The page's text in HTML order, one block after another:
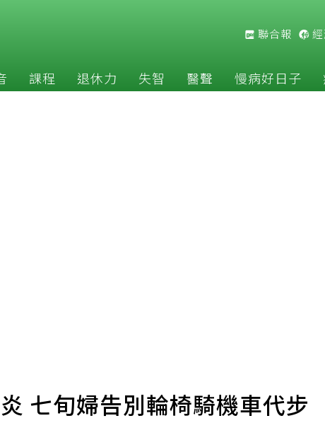
聯合報
課程 退休力 失智 醫聲 慢病好日子
七旬婦告別輪椅騎機車代步